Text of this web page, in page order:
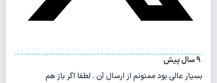
بسیار عالی بود ممنونم از ارسال آن . لطفا اگر باز هم